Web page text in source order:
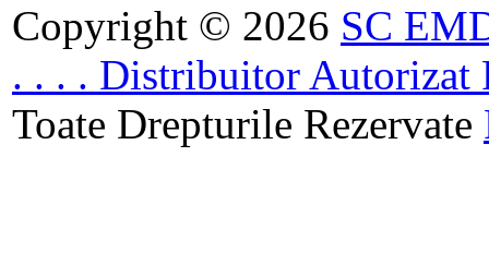
Copyright © 2026 SC
. . . . Distribuitor Autorizat
Toate Drepturile Rezervate